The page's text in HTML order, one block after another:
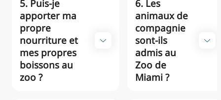
5. Puis-je
apporter ma
propre
nourriture et
mes propres
boissons au
zoo ?
6. Les
animaux de
compagnie
sont-ils
admis au
Zoo de
Miami ?